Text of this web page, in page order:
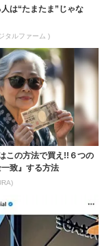
は“たまたま”じゃな
タルファーム )
この方法で買え!!６つの
致』する方法